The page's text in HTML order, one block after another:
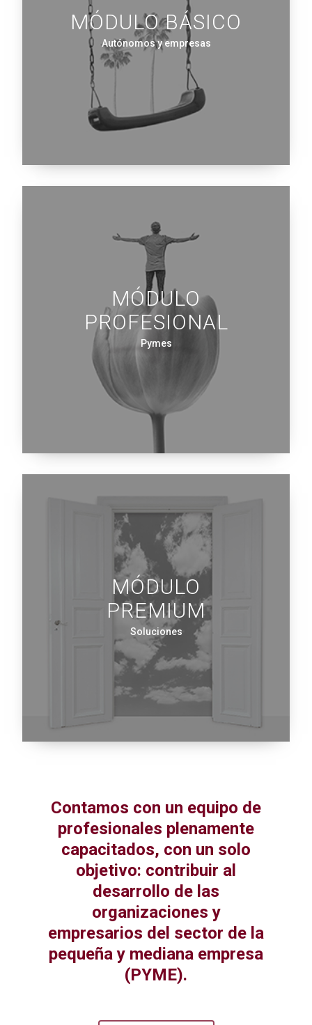
MÓDULO BÁSICO
Autónomos y empresas
MÓDULO
PROFESIONAL
Pymes
MÓDULO
PREMIUM
Soluciones
Contamos con un equipo de
profesionales plenamente
capacitados, con un solo
objetivo: contribuir al
desarrollo de las
organizaciones y
empresarios del sector de la
pequeña y mediana empresa
(PYME).